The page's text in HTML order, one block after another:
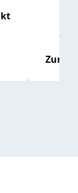
Zum